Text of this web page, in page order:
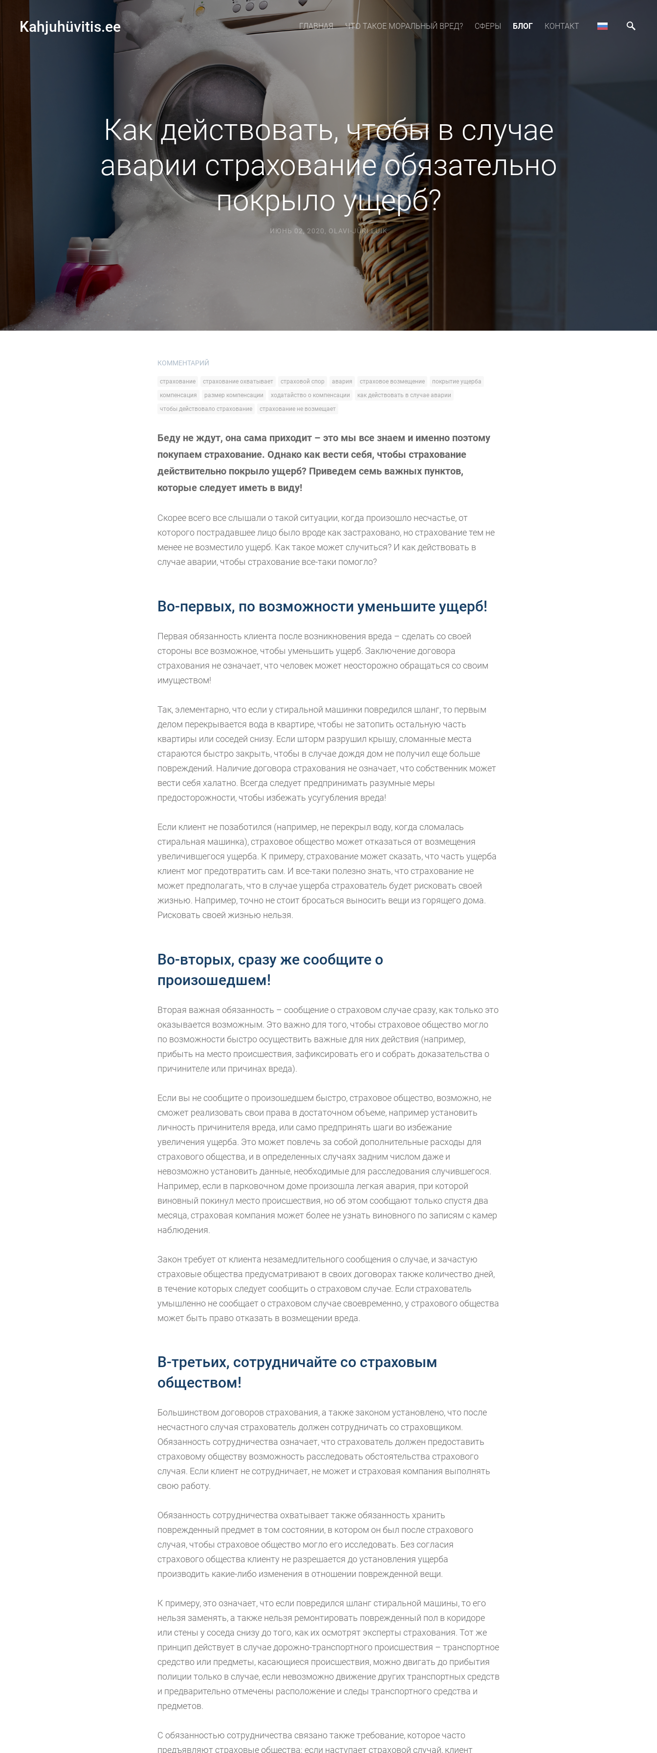
Kahjuhüvitis.ee ГЛАВНАЯ ЧТО ТАКОЕ МОРАЛЬНЫЙ ВРЕД? СФЕРЫ БЛОГ КОНТАКТ
Как действовать, чтобы в случае
аварии страхование обязательно
покрыло ущерб?
ИЮНЬ 02, 2020, OLAVI-JÜRI LUIK
КОММЕНТАРИЙ
страхование страхование охватывает страховой спор авария страховое возмещение
покрытие ущерба
компенсация
размер компенсации ходатайство о компенсации
как действовать в случае аварии
чтобы действовало страхование
страхование не возмещает
Беду не ждут, она сама приходит – это мы все знаем и именно поэтому
покупаем страхование. Однако как вести себя, чтобы страхование
действительно покрыло ущерб? Приведем семь важных пунктов,
которые следует иметь в виду!
Скорее всего все слышали о такой ситуации, когда произошло несчастье, от
которого пострадавшее лицо было вроде как застраховано, но страхование тем не
менее не возместило ущерб. Как такое может случиться? И как действовать в
случае аварии, чтобы страхование все-таки помогло?
Во-первых, по возможности уменьшите ущерб!
Первая обязанность клиента после возникновения вреда – сделать со своей
стороны все возможное, чтобы уменьшить ущерб. Заключение договора
страхования не означает, что человек может неосторожно обращаться со своим
имуществом!
Так, элементарно, что если у стиральной машинки повредился шланг, то первым
делом перекрывается вода в квартире, чтобы не затопить остальную часть
квартиры или соседей снизу. Если шторм разрушил крышу, сломанные места
стараются быстро закрыть, чтобы в случае дождя дом не получил еще больше
повреждений. Наличие договора страхования не означает, что собственник может
вести себя халатно. Всегда следует предпринимать разумные меры
предосторожности, чтобы избежать усугубления вреда!
Если клиент не позаботился (например, не перекрыл воду, когда сломалась
стиральная машинка), страховое общество может отказаться от возмещения
увеличившегося ущерба. К примеру, страхование может сказать, что часть ущерба
клиент мог предотвратить сам. И все-таки полезно знать, что страхование не
может предполагать, что в случае ущерба страхователь будет рисковать своей
жизнью. Например, точно не стоит бросаться выносить вещи из горящего дома.
Рисковать своей жизнью нельзя.
Во-вторых, сразу же сообщите о
произошедшем!
Вторая важная обязанность – сообщение о страховом случае сразу, как только это
оказывается возможным. Это важно для того, чтобы страховое общество могло
по возможности быстро осуществить важные для них действия (например,
прибыть на место происшествия, зафиксировать его и собрать доказательства о
причинителе или причинах вреда).
Если вы не сообщите о произошедшем быстро, страховое общество, возможно, не
сможет реализовать свои права в достаточном объеме, например установить
личность причинителя вреда, или само предпринять шаги во избежание
увеличения ущерба. Это может повлечь за собой дополнительные расходы для
страхового общества, и в определенных случаях задним числом даже и
невозможно установить данные, необходимые для расследования случившегося.
Например, если в парковочном доме произошла легкая авария, при которой
виновный покинул место происшествия, но об этом сообщают только спустя два
месяца, страховая компания может более не узнать виновного по записям с камер
наблюдения.
Закон требует от клиента незамедлительного сообщения о случае, и зачастую
страховые общества предусматривают в своих договорах также количество дней,
в течение которых следует сообщить о страховом случае. Если страхователь
умышленно не сообщает о страховом случае своевременно, у страхового общества
может быть право отказать в возмещении вреда.
В-третьих, сотрудничайте со страховым
обществом!
Большинством договоров страхования, а также законом установлено, что после
несчастного случая страхователь должен сотрудничать со страховщиком.
Обязанность сотрудничества означает, что страхователь должен предоставить
страховому обществу возможность расследовать обстоятельства страхового
случая. Если клиент не сотрудничает, не может и страховая компания выполнять
свою работу.
Обязанность сотрудничества охватывает также обязанность хранить
поврежденный предмет в том состоянии, в котором он был после страхового
случая, чтобы страховое общество могло его исследовать. Без согласия
страхового общества клиенту не разрешается до установления ущерба
производить какие-либо изменения в отношении поврежденной вещи.
К примеру, это означает, что если повредился шланг стиральной машины, то его
нельзя заменять, а также нельзя ремонтировать поврежденный пол в коридоре
или стены у соседа снизу до того, как их осмотрят эксперты страхования. Тот же
принцип действует в случае дорожно-транспортного происшествия – транспортное
средство или предметы, касающиеся происшествия, можно двигать до прибытия
полиции только в случае, если невозможно движение других транспортных средств
и предварительно отмечены расположение и следы транспортного средства и
предметов.
С обязанностью сотрудничества связано также требование, которое часто
предъявляют страховые общества: если наступает страховой случай, клиент